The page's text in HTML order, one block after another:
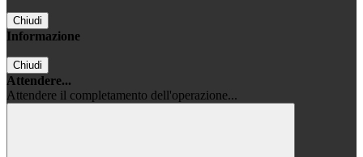
Chiudi
Informazione
Chiudi
Attendere...
Attendere il completamento dell'operazione...